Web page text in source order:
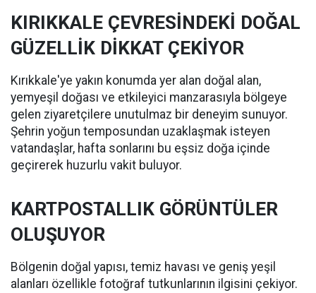
KIRIKKALE ÇEVRESİNDEKİ DOĞAL
GÜZELLİK DİKKAT ÇEKİYOR
Kırıkkale'ye yakın konumda yer alan doğal alan,
yemyeşil doğası ve etkileyici manzarasıyla bölgeye
gelen ziyaretçilere unutulmaz bir deneyim sunuyor.
Şehrin yoğun temposundan uzaklaşmak isteyen
vatandaşlar, hafta sonlarını bu eşsiz doğa içinde
geçirerek huzurlu vakit buluyor.
KARTPOSTALLIK GÖRÜNTÜLER
OLUŞUYOR
Bölgenin doğal yapısı, temiz havası ve geniş yeşil
alanları özellikle fotoğraf tutkunlarının ilgisini çekiyor.